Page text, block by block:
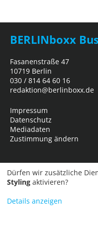
BERLINboxx
Fasanenstraße 47
10719 Berlin
030 / 814 64 60 16
redaktion@berlinboxx.de
Impressum
Datenschutz
Mediadaten
Zustimmung ändern
Dürfen wir zusätzliche
Styling aktivieren?
Details anzeigen